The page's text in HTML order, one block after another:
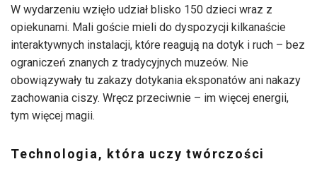
W wydarzeniu wzięło udział blisko 150 dzieci wraz z
opiekunami. Mali goście mieli do dyspozycji kilkanaście
interaktywnych instalacji, które reagują na dotyk i ruch – bez
ograniczeń znanych z tradycyjnych muzeów. Nie
obowiązywały tu zakazy dotykania eksponatów ani nakazy
zachowania ciszy. Wręcz przeciwnie – im więcej energii,
tym więcej magii.
Technologia, która uczy twórczości